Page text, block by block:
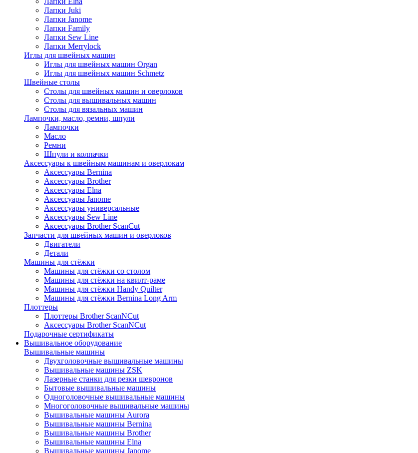
Лапки Juki
Лапки Janome
Лапки Family
Лапки Sew Line
Лапки Merrylock
Иглы для швейных машин
Иглы для швейных машин Organ
Иглы для швейных машин Schmetz
Швейные столы
Столы для швейных машин и оверлоков
Столы для вышивальных машин
Столы для вязальных машин
Лампочки, масло, ремни, шпули
Лампочки
Масло
Ремни
Шпули и колпачки
Аксессуары к швейным машинам и оверлокам
Аксессуары Bernina
Аксессуары Brother
Аксессуары Elna
Аксессуары Janome
Аксессуары универсальные
Аксессуары Sew Line
Аксессуары Brother ScanCut
Запчасти для швейных машин и оверлоков
Двигатели
Детали
Машины для стёжки
Машины для стёжки со столом
Машины для стёжки на квилт-раме
Машины для стёжки Handy Quilter
Машины для стёжки Bernina Long Arm
Плоттеры
Плоттеры Brother ScanNCut
Аксессуары Brother ScanNCut
Подарочные сертификаты
Вышивальное оборудование
Вышивальные машины
Двухголовочные вышивальные машины
Вышивальные машины ZSK
Лазерные станки для резки шевронов
Бытовые вышивальные машины
Одноголовочные вышивальные машины
Многоголовочные вышивальные машины
Вышивальные машины Aurora
Вышивальные машины Bernina
Вышивальные машины Brother
Вышивальные машины Elna
Вышивальные машины Janome